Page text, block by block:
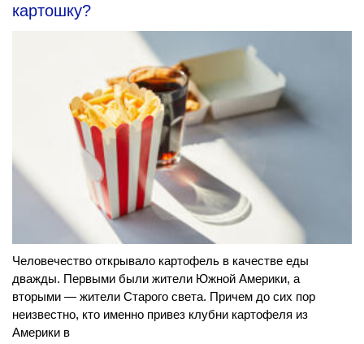
картошку?
Человечество открывало картофель в качестве еды
дважды. Первыми были жители Южной Америки, а
вторыми — жители Старого света. Причем до сих пор
неизвестно, кто именно привез клубни картофеля из
Америки в